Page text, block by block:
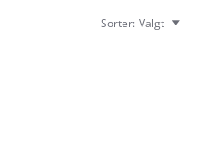
Sorter: Valgt